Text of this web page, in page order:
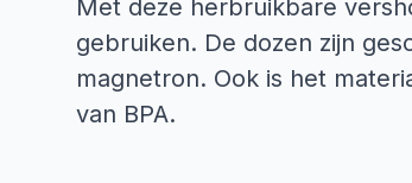
Met deze herbruikbare
gebruiken. De dozen zijn
magnetron. Ook is het
van BPA.